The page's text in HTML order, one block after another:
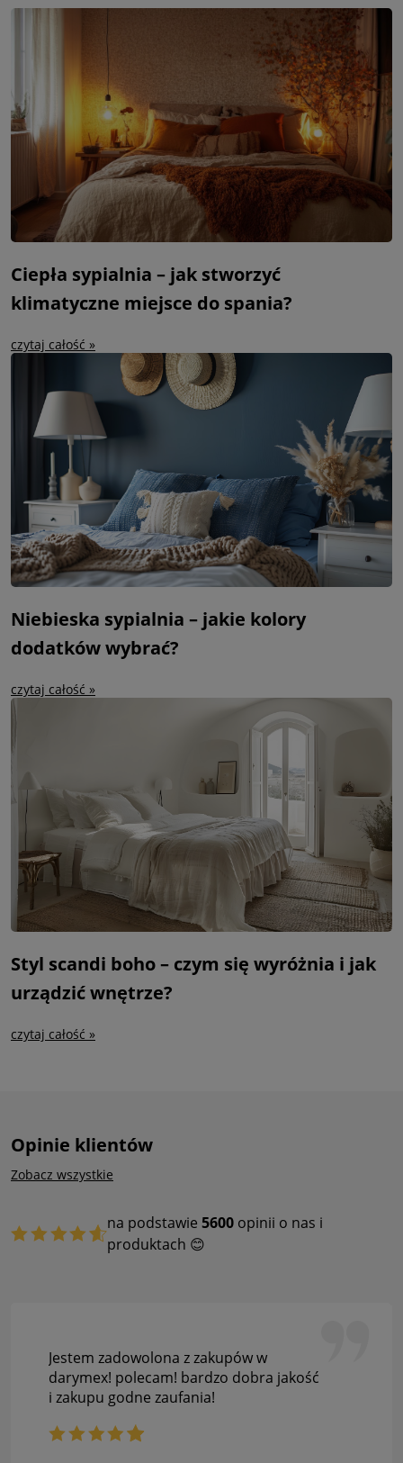
Ciepła sypialnia – jak stworzyć
klimatyczne miejsce do spania?
czytaj całość »
Niebieska sypialnia – jakie kolory
dodatków wybrać?
czytaj całość »
Styl scandi boho – czym się wyróżnia i jak
urządzić wnętrze?
czytaj całość »
Opinie klientów
Zobacz wszystkie
na podstawie 5600 opinii o nas i
produktach 😊
Jestem zadowolona z zakupów w
darymex! polecam! bardzo dobra jakość
i zakupu godne zaufania!